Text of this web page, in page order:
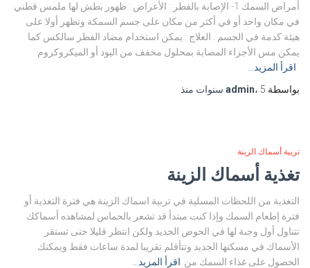
أمراض السمك 1- الإصابة بالفطر : الأعراض : ظهور بطش لها ملمس قطني
في مكان واحد أو في أكثر من مكان على جسم السمكة وتظهر أولا على
هيئة كدمة في الجسم . العلاج : يمكن استخدام مضاد الفطر سالكس كما
يمكن مس الأجزاء المصابة بمحلول مخفف من اليود أو الميكروكروم
اقرأ المزيد…
بواسطة
admin، 5 سنوات منذ
تربية أسماك الزينة
تغذية أسماك الزينة
التغذية من اللحظات المسلية في تربية اسماك الزينة هي فترة التغذية أو
فترة إطعام السمك وإذا كنت مبتدأ قد تشعر بالحماس لمشاهده أسماكك
تتناول أول وجبة لها في الحوض الجديد ولكن انتظر قليلا حتى تستقر
الأسماك في مسكنها الجديد وتتأقلم تقريبا لمدة ساعات فقط ويمكنك
الحصول على غذاء السمك من اقرأ المزيد…